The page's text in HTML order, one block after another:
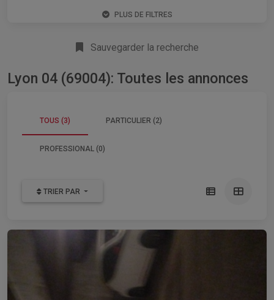
PLUS DE FILTRES
Sauvegarder la recherche
Lyon 04 (69004): Toutes les annonces
TOUS (3) PARTICULIER (2)
PROFESSIONAL (0)
TRIER PAR